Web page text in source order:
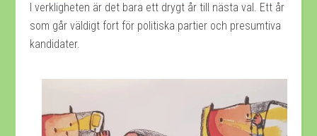
I verkligheten är det bara ett drygt år till nästa val. Ett år
som går väldigt fort för politiska partier och presumtiva
kandidater.